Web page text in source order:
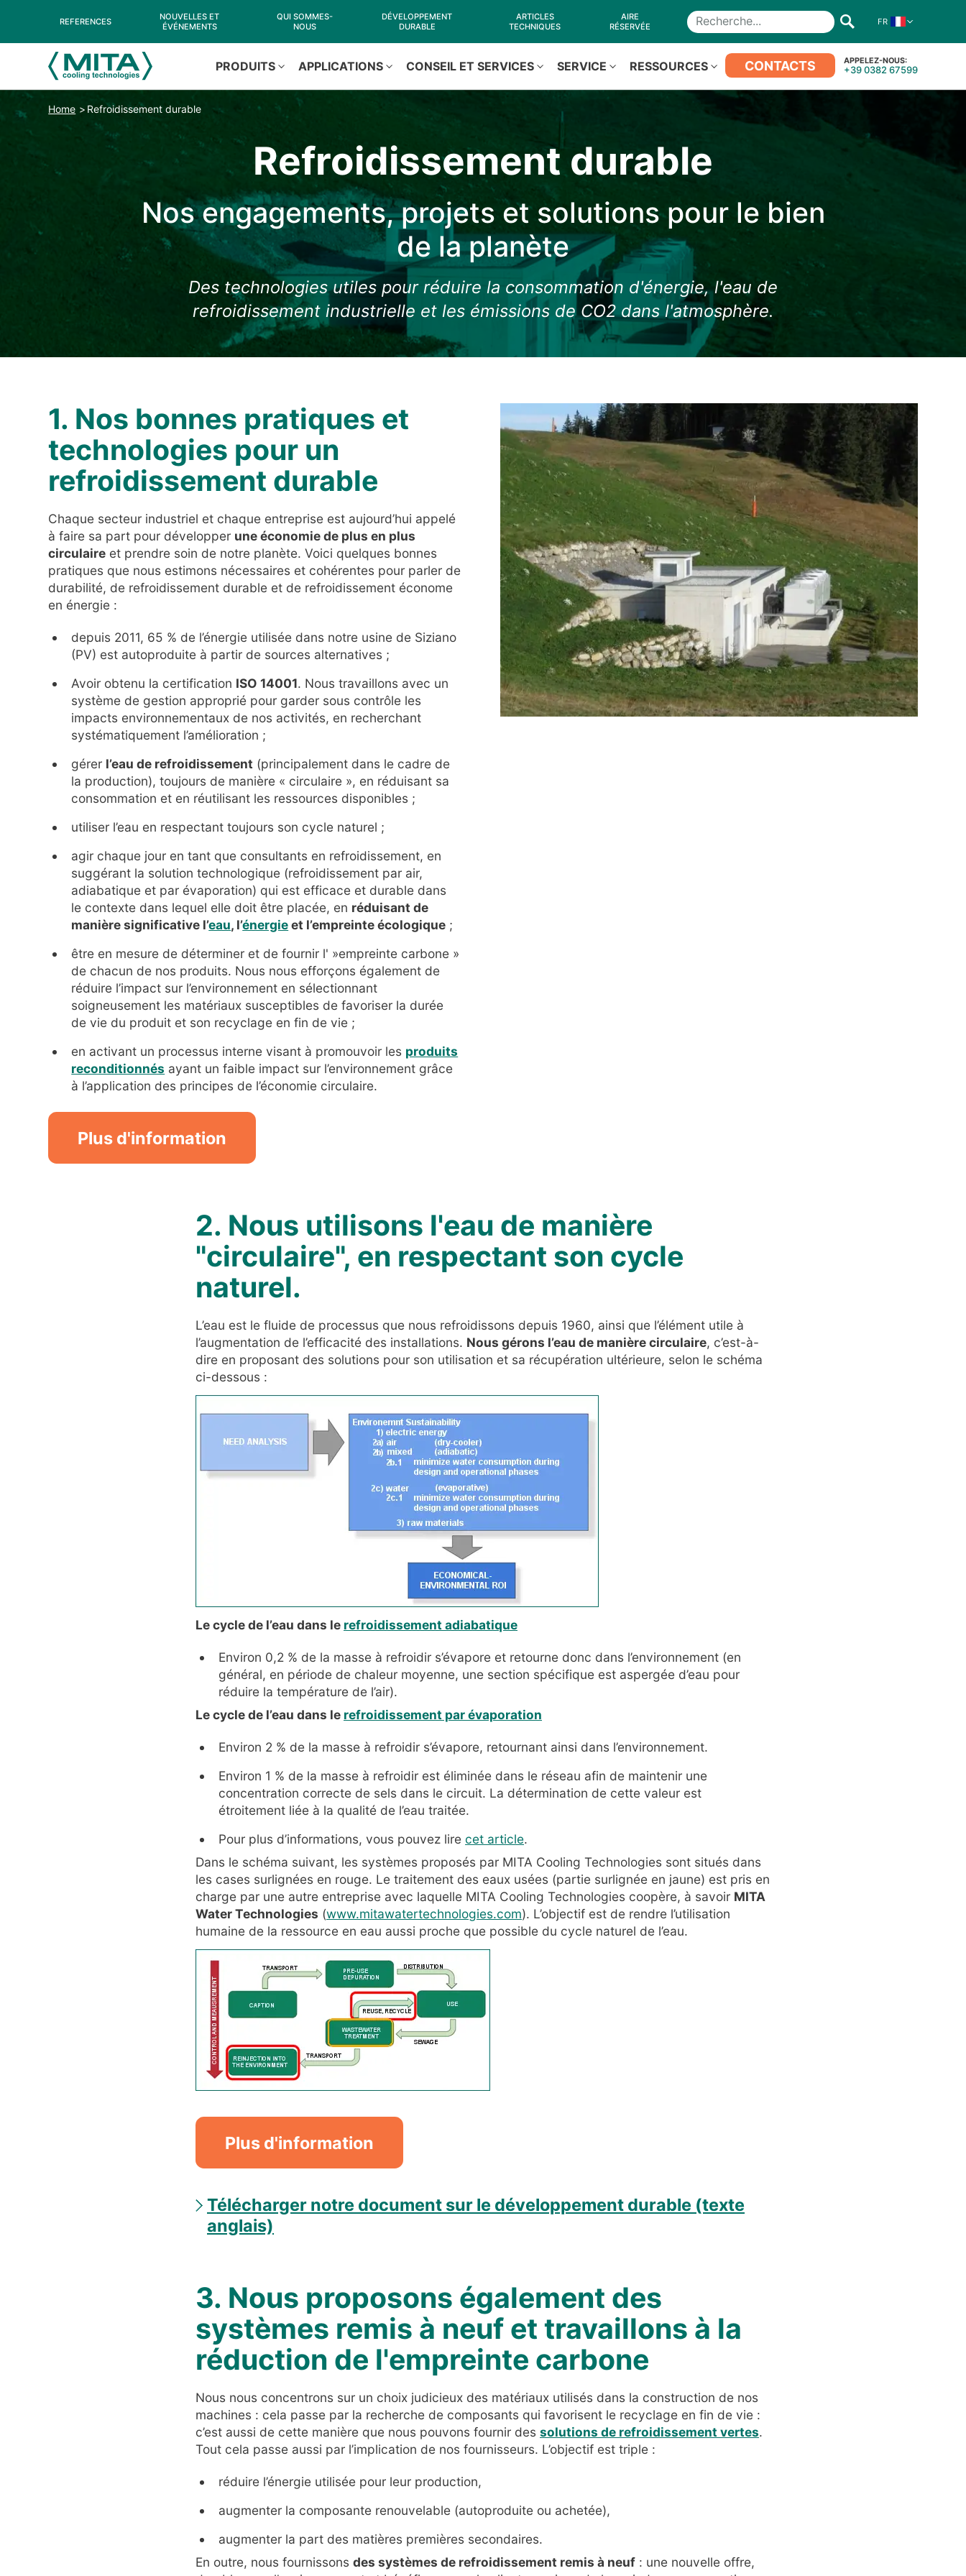
REFERENCES
NOUVELLES ET
ÉVÉNEMENTS
QUI SOMMES-
NOUS
DÉVELOPPEMENT
DURABLE
ARTICLES
TECHNIQUES
AIRE
RÉSERVÉE
Recherche FR
PRODUITS APPLICATIONS CONSEIL ET SERVICES SERVICE RESSOURCES CONTACTS APPELEZ-NOUS:
+39 0382 67599
Home Refroidissement durable
Refroidissement durable
Nos engagements, projets et solutions pour le bien
de la planète
Des technologies utiles pour réduire la consommation d'énergie, l'eau de
refroidissement industrielle et les émissions de CO2 dans l'atmosphère.
1. Nos bonnes pratiques et
technologies pour un
refroidissement durable
Chaque secteur industriel et chaque entreprise est aujourd’hui appelé
à faire sa part pour développer une économie de plus en plus
circulaire et prendre soin de notre planète. Voici quelques bonnes
pratiques que nous estimons nécessaires et cohérentes pour parler de
durabilité, de refroidissement durable et de refroidissement économe
en énergie :
depuis 2011, 65 % de l’énergie utilisée dans notre usine de Siziano
(PV) est autoproduite à partir de sources alternatives ;
Avoir obtenu la certification ISO 14001. Nous travaillons avec un
système de gestion approprié pour garder sous contrôle les
impacts environnementaux de nos activités, en recherchant
systématiquement l’amélioration ;
gérer l’eau de refroidissement (principalement dans le cadre de
la production), toujours de manière « circulaire », en réduisant sa
consommation et en réutilisant les ressources disponibles ;
utiliser l’eau en respectant toujours son cycle naturel ;
agir chaque jour en tant que consultants en refroidissement, en
suggérant la solution technologique (refroidissement par air,
adiabatique et par évaporation) qui est efficace et durable dans
le contexte dans lequel elle doit être placée, en réduisant de
manière significative l’eau, l’énergieet l’empreinte écologique ;
être en mesure de déterminer et de fournir l' »empreinte carbone »
de chacun de nos produits. Nous nous efforçons également de
réduire l’impact sur l’environnement en sélectionnant
soigneusement les matériaux susceptibles de favoriser la durée
de vie du produit et son recyclage en fin de vie ;
en activant un processus interne visant à promouvoir les produits
reconditionnés ayant un faible impact sur l’environnement grâce
à l’application des principes de l’économie circulaire.
Plus d'information
2. Nous utilisons l'eau de manière
"circulaire", en respectant son cycle
naturel.
L’eau est le fluide de processus que nous refroidissons depuis 1960, ainsi que l’élément utile à
l’augmentation de l’efficacité des installations. Nous gérons l’eau de manière circulaire, c’est-à-
dire en proposant des solutions pour son utilisation et sa récupération ultérieure, selon le schéma
ci-dessous :
Le cycle de l’eau dans le refroidissement adiabatique
Environ 0,2 % de la masse à refroidir s’évapore et retourne donc dans l’environnement (en
général, en période de chaleur moyenne, une section spécifique est aspergée d’eau pour
réduire la température de l’air).
Le cycle de l’eau dans le refroidissement par évaporation
Environ 2 % de la masse à refroidir s’évapore, retournant ainsi dans l’environnement.
Environ 1 % de la masse à refroidir est éliminée dans le réseau afin de maintenir une
concentration correcte de sels dans le circuit. La détermination de cette valeur est
étroitement liée à la qualité de l’eau traitée.
Pour plus d’informations, vous pouvez lire cet article.
Dans le schéma suivant, les systèmes proposés par MITA Cooling Technologies sont situés dans
les cases surlignées en rouge. Le traitement des eaux usées (partie surlignée en jaune) est pris en
charge par une autre entreprise avec laquelle MITA Cooling Technologies coopère, à savoir MITA
Water Technologies (www.mitawatertechnologies.com). L’objectif est de rendre l’utilisation
humaine de la ressource en eau aussi proche que possible du cycle naturel de l’eau.
Plus d'information
Télécharger notre document sur le développement durable (texte
anglais)
3. Nous proposons également des
systèmes remis à neuf et travaillons à la
réduction de l'empreinte carbone
Nous nous concentrons sur un choix judicieux des matériaux utilisés dans la construction de nos
machines : cela passe par la recherche de composants qui favorisent le recyclage en fin de vie :
c’est aussi de cette manière que nous pouvons fournir des solutions de refroidissement vertes.
Tout cela passe aussi par l’implication de nos fournisseurs. L’objectif est triple :
réduire l’énergie utilisée pour leur production,
augmenter la composante renouvelable (autoproduite ou achetée),
augmenter la part des matières premières secondaires.
En outre, nous fournissons des systèmes de refroidissement remis à neuf : une nouvelle offre,